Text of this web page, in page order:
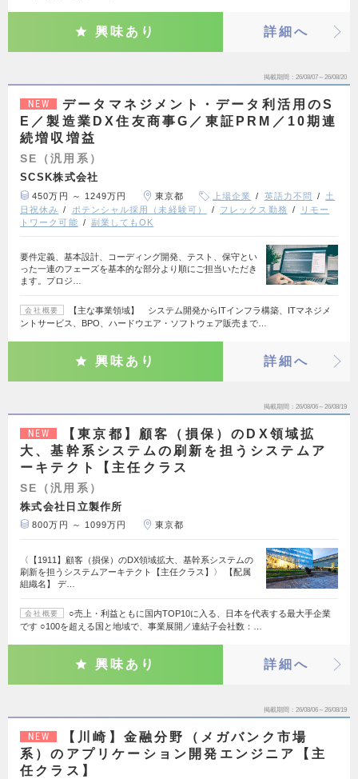
興味あり 詳細へ
掲載期間 26/08/07～26/08/20
NEW
データマネジメント・データ利活用のS
E／製造業DX住友商事G／東証PRM／10期連
続増収増益
SE（汎用系）
SCSK株式会社
450万円 ～ 1249万円 東京都 上場企業 英語力不問
土
日祝休み
ポテンシャル採用（未経験可） フレックス勤務
リモー
トワーク可能
副業してもOK
要件定義、基本設計、コーディング開発、テスト、保守とい
った一連のフェーズを基本的な部分より順にご担当いただき
ます。プロジ…
会社概要
【主な事業領域】 システム開発からITインフラ構築、ITマネジメ
ントサービス、BPO、ハードウエア・ソフトウェア販売まで…
興味あり 詳細へ
掲載期間 26/08/06～26/08/19
NEW
【東京都】顧客（損保）のDX領域拡
大、基幹系システムの刷新を担うシステムア
ーキテクト【主任クラス
SE（汎用系）
株式会社日立製作所
800万円 ～ 1099万円 東京都
〈【1911】顧客（損保）のDX領域拡大、基幹系システムの
刷新を担うシステムアーキテクト【主任クラス】〉 【配属
組織名】 デ…
会社概要
○売上・利益ともに国内TOP10に入る、日本を代表する最大手企業
です ○100を超える国と地域で、事業展開／連結子会社数：…
興味あり 詳細へ
掲載期間 26/08/06～26/08/19
NEW
【川崎】金融分野（メガバンク市場
系）のアプリケーション開発エンジニア【主
任クラス】